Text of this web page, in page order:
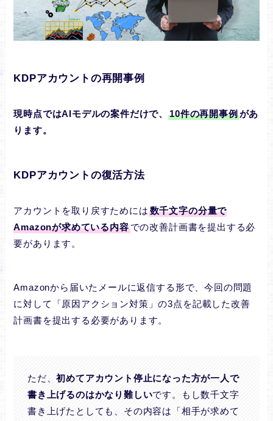
KDPアカウントの再開事例
現時点ではAIモデルの案件だけで、10件の再開事例があ
ります。
KDPアカウントの復活方法
アカウントを取り戻すためには 数千文字の分量で
Amazonが求めている内容での改善計画書を提出する必
要があります。
Amazonから届いたメールに返信する形で、今回の問題
に対して「原因アクション対策」の3点を記載した改善
計画書を提出する必要があります。
ただ、初めてアカウント停止になった方が一人で
書き上げるのはかなり難しいです。もし数千文字
書き上げたとしても、その内容は「相手が求めて